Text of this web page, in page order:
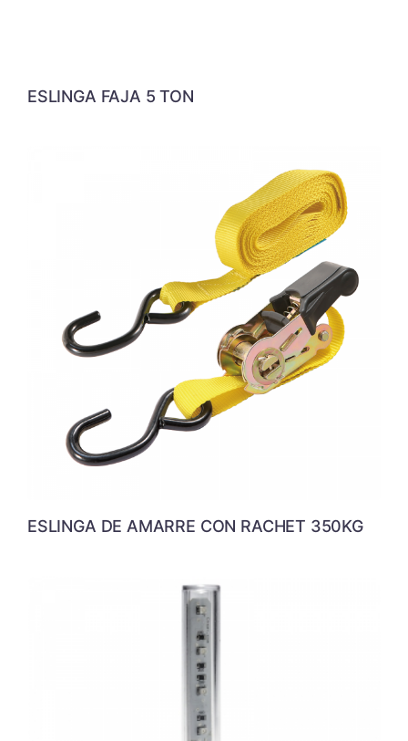
ESLINGA FAJA 5 TON
ESLINGA DE AMARRE CON RACHET 350KG